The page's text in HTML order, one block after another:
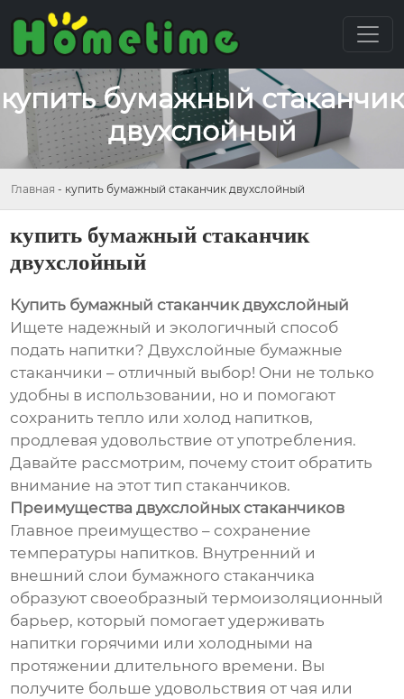
купить бумажный стаканчик
двухслойный
Главная - купить бумажный стаканчик двухслойный
купить бумажный стаканчик
двухслойный
Купить бумажный стаканчик двухслойный
Ищете надежный и экологичный способ
подать напитки? Двухслойные бумажные
стаканчики – отличный выбор! Они не только
удобны в использовании, но и помогают
сохранить тепло или холод напитков,
продлевая удовольствие от употребления.
Давайте рассмотрим, почему стоит обратить
внимание на этот тип стаканчиков.
Преимущества двухслойных стаканчиков
Главное преимущество – сохранение
температуры напитков. Внутренний и
внешний слои бумажного стаканчика
образуют своеобразный термоизоляционный
барьер, который помогает удерживать
напитки горячими или холодными на
протяжении длительного времени. Вы
получите больше удовольствия от чая или